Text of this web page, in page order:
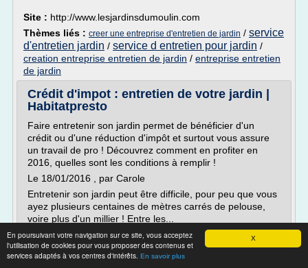
X
En poursuivant votre navigation sur ce site, vous acceptez
l'utilisation de cookies pour vous proposer des contenus et
services adaptés à vos centres d'intérêts. En savoir plus
Site : http://www.lesjardinsdumoulin.com
Thèmes liés : creer une entreprise d'entretien de jardin / service
d'entretien jardin / service d entretien pour jardin /
creation entreprise entretien de jardin / entreprise entretien
de jardin
Crédit d'impot : entretien de votre jardin |
Habitatpresto
Faire entretenir son jardin permet de bénéficier d'un
crédit ou d'une réduction d'impôt et surtout vous assure
un travail de pro ! Découvrez comment en profiter en
2016, quelles sont les conditions à remplir !
Le 18/01/2016 , par Carole
Entretenir son jardin peut être difficile, pour peu que vous
ayez plusieurs centaines de mètres carrés de pelouse,
voire plus d'un millier ! Entre les...
Lire la suite